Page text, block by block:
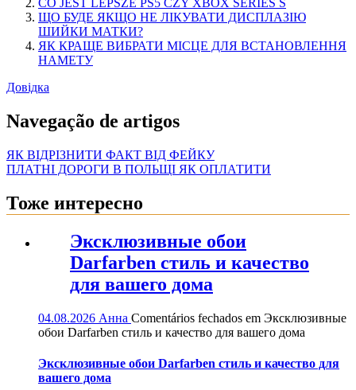
CO JEST LEPSZE PS5 CZY XBOX SERIES S
ЩО БУДЕ ЯКЩО НЕ ЛІКУВАТИ ДИСПЛАЗІЮ
ШИЙКИ МАТКИ?
ЯК КРАЩЕ ВИБРАТИ МІСЦЕ ДЛЯ ВСТАНОВЛЕННЯ
НАМЕТУ
Довідка
Navegação de artigos
ЯК ВІДРІЗНИТИ ФАКТ ВІД ФЕЙКУ
ПЛАТНІ ДОРОГИ В ПОЛЬЩІ ЯК ОПЛАТИТИ
Тоже интересно
Эксклюзивные обои
Darfarben стиль и качество
для вашего дома
04.08.2026 Анна Comentários fechados em Эксклюзивные
обои Darfarben стиль и качество для вашего дома
Эксклюзивные обои Darfarben стиль и качество для
вашего дома